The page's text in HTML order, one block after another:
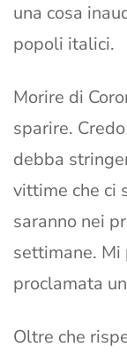
una cosa
popoli italici.
Morire di
sparire.
debba
vittime che ci
saranno nei
settimane. Mi
proclamata
Oltre che